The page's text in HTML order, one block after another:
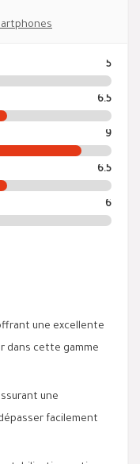
5
6.5
9
6.5
6
offrant une excellente
dans cette gamme
une
facilement